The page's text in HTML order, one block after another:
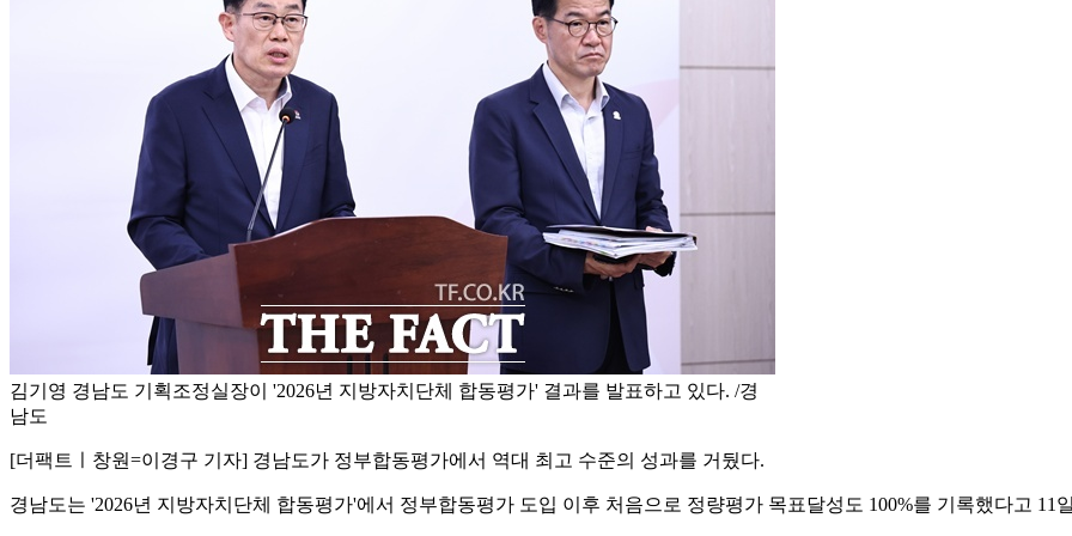
김기영 경남도 기획조정실장이 '2026년 지방자치단체 합동평가' 결과를 발표하고 있다. /경
남도
[더팩트ㅣ창원=이경구 기자] 경남도가 정부합동평가에서 역대 최고 수준의 성과를 거뒀다.
경남도는 '2026년 지방자치단체 합동평가'에서 정부합동평가 도입 이후 처음으로 정량평가 목표달성도 100%를 기록했다고 11